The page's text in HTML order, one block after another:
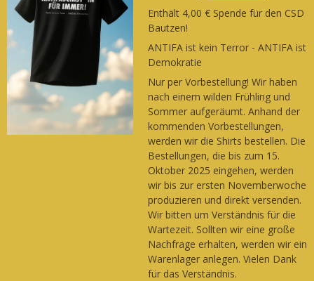
Enthält 4,00 € Spende für den CSD
Bautzen!
ANTIFA ist kein Terror - ANTIFA ist
Demokratie
Nur per Vorbestellung! Wir haben
nach einem wilden Frühling und
Sommer aufgeräumt. Anhand der
kommenden Vorbestellungen,
werden wir die Shirts bestellen. Die
Bestellungen, die bis zum 15.
Oktober 2025 eingehen, werden
wir bis zur ersten Novemberwoche
produzieren und direkt versenden.
Wir bitten um Verständnis für die
Wartezeit. Sollten wir eine große
Nachfrage erhalten, werden wir ein
Warenlager anlegen. Vielen Dank
für das Verständnis.